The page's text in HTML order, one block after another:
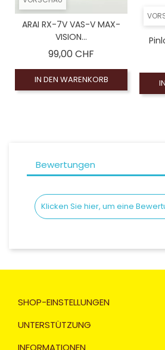
ARAI RX-7V VAS-V MAX-
VISION...
99,00 CHF
IN DEN WARENKORB
Bewertungen
Klicken Sie hier, um eine
SHOP-EINSTELLUNGEN
UNTERSTÜTZUNG
INFORMATIONEN